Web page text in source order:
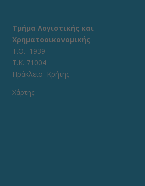
Τμήμα Λογιστικής και
Χρηματοοικονομικής
Τ.Θ. 1939
Τ.Κ. 71004
Ηράκλειο Κρήτης
Χάρτης: